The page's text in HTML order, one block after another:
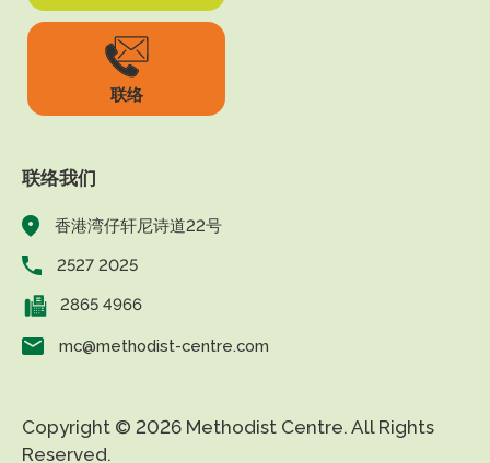
联络
联络我们
香港湾仔轩尼诗道22号
2527 2025
2865 4966
mc@methodist-centre.com
Copyright © 2026 Methodist Centre. All Rights
Reserved.